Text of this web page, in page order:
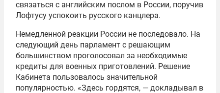
связаться с английским послом в России, поручив
Лофтусу успокоить русского канцлера.
Немедленной реакции России не последовало. На
следующий день парламент с решающим
большинством проголосовал за необходимые
кредиты для военных приготовлений. Решение
Кабинета пользовалось значительной
популярностью. «Здесь гордятся, — докладывал в